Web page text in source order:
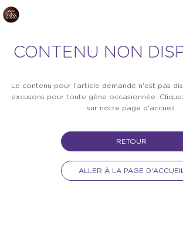
CONTENU NON
Le contenu pour l'article demandé n'est pas
excusons pour toute gêne occasionnée.
sur notre page d'accueil.
RETOUR
ALLER À LA PAGE D'ACCUEIL